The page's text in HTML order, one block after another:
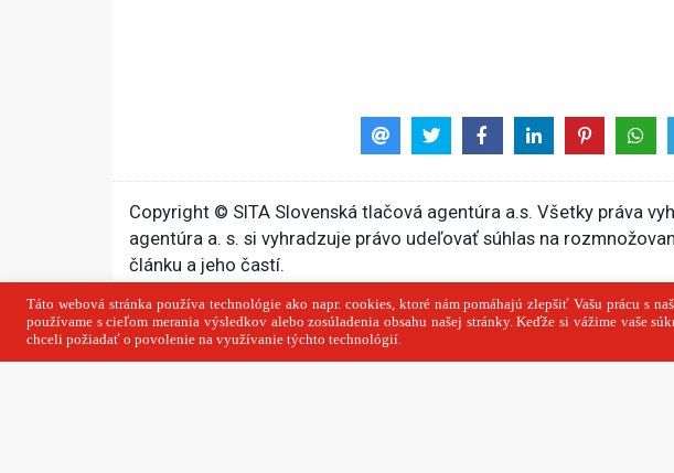
Copyright © SITA Slovenská tlačová agentúra a.s. Všetky práva
agentúra a. s. si vyhradzuje právo udeľovať súhlas na
článku a jeho častí.
Predchádzajúci článok